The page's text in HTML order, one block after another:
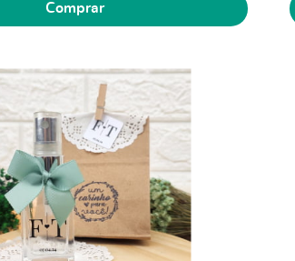
Comprar